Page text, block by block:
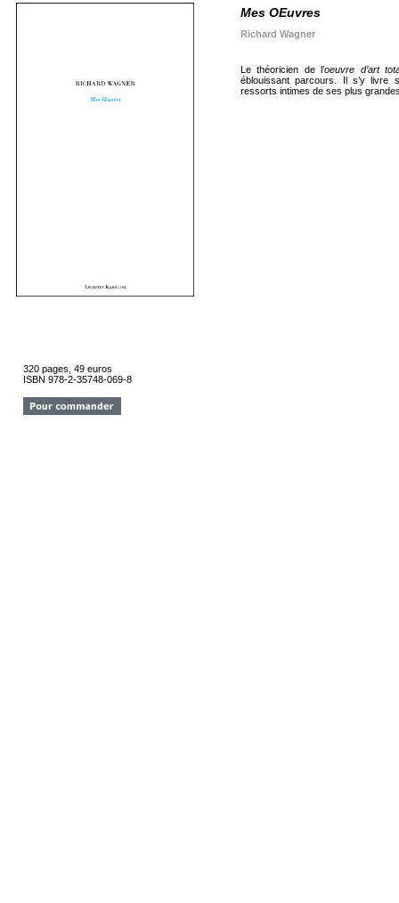
320 pages, 49 euros
ISBN 978-2-35748-069-8
Mes OEuvres
Richard Wagner
Le théoricien de l’oeuvre d’art
éblouissant parcours. Il s’y livre
ressorts intimes de ses plus